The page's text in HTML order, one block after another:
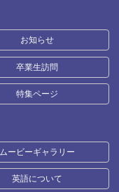
お知らせ
卒業生訪問
特集ページ
ムービーギャラリー
英語について